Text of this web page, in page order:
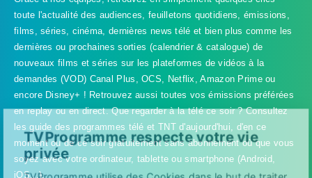
toute l'actualité des audiences, feuilletons quotidiens, émissions,
films, séries, cinéma, dernières news télé et bien plus comme les
dernières ou prochaines sorties (calendrier & catalogue) de
nouveaux films et séries sur les plateformes de vidéos à la
demandes (VOD) Canal Plus, OCS, Netflix, Amazon Prime ou
encore Disney+ ! Retrouvez aussi toutes vos émissions préférées
en replay ou en direct. Que regarder à la télé ce soir ? Consultez
les guide des programmes télé et TNT d'aujourd'hui, d'en ce
moment ou de ce soir gratuitement sans abonnement où que vous
soyez avec votre ordinateur, tablette ou smartphone (Android,
iOS...).
TVProgramme respecte votre vie
privée